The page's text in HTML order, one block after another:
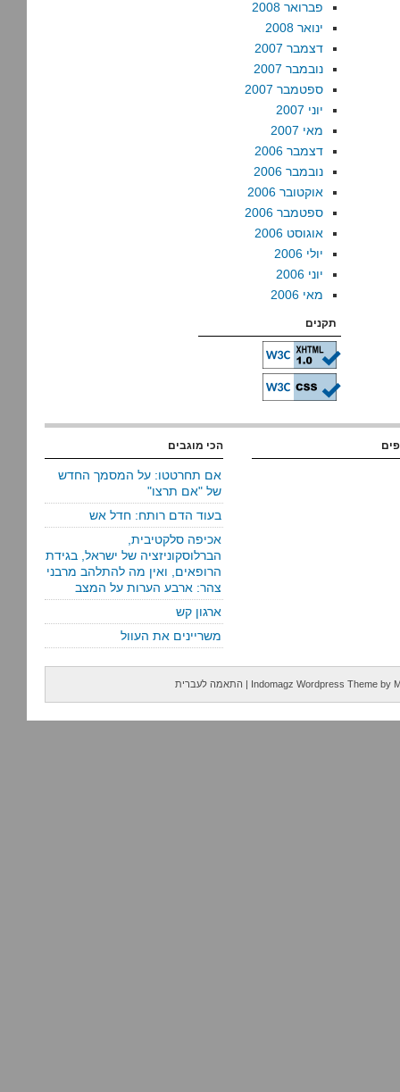
פברואר 2008
ינואר 2008
דצמבר 2007
נובמבר 2007
ספטמבר 2007
יוני 2007
מאי 2007
דצמבר 2006
נובמבר 2006
אוקטובר 2006
ספטמבר 2006
אוגוסט 2006
יולי 2006
יוני 2006
מאי 2006
תקנים
הכי מוגבים
אם תחרטטו: על המסמך החדש
של "אם תרצו"
בעוד הדם רותח: חדל אש
אכיפה סלקטיבית,
הברלוסקוניזציה של ישראל, בגידת
הרופאים, ואין מה להתלהב מרבני
צהר: ארבע הערות על המצב
ארגון קש
משריינים את העוול
Indomagz Wordpress Theme by
| התאמה לעברית